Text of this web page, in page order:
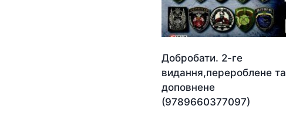
Добробати. 2-ге
видання,перероблене та
доповнене
(9789660377097)